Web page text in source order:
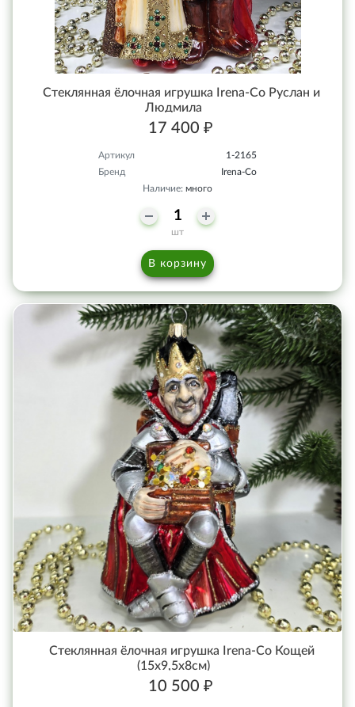
Стеклянная ёлочная игрушка Irena-Co Руслан и
Людмила
17 400 ₽
Артикул
1-2165
Бренд
Irena-Co
Наличие: много
шт
В корзину
Стеклянная ёлочная игрушка Irena-Co Кощей
(15х9,5х8см)
10 500 ₽